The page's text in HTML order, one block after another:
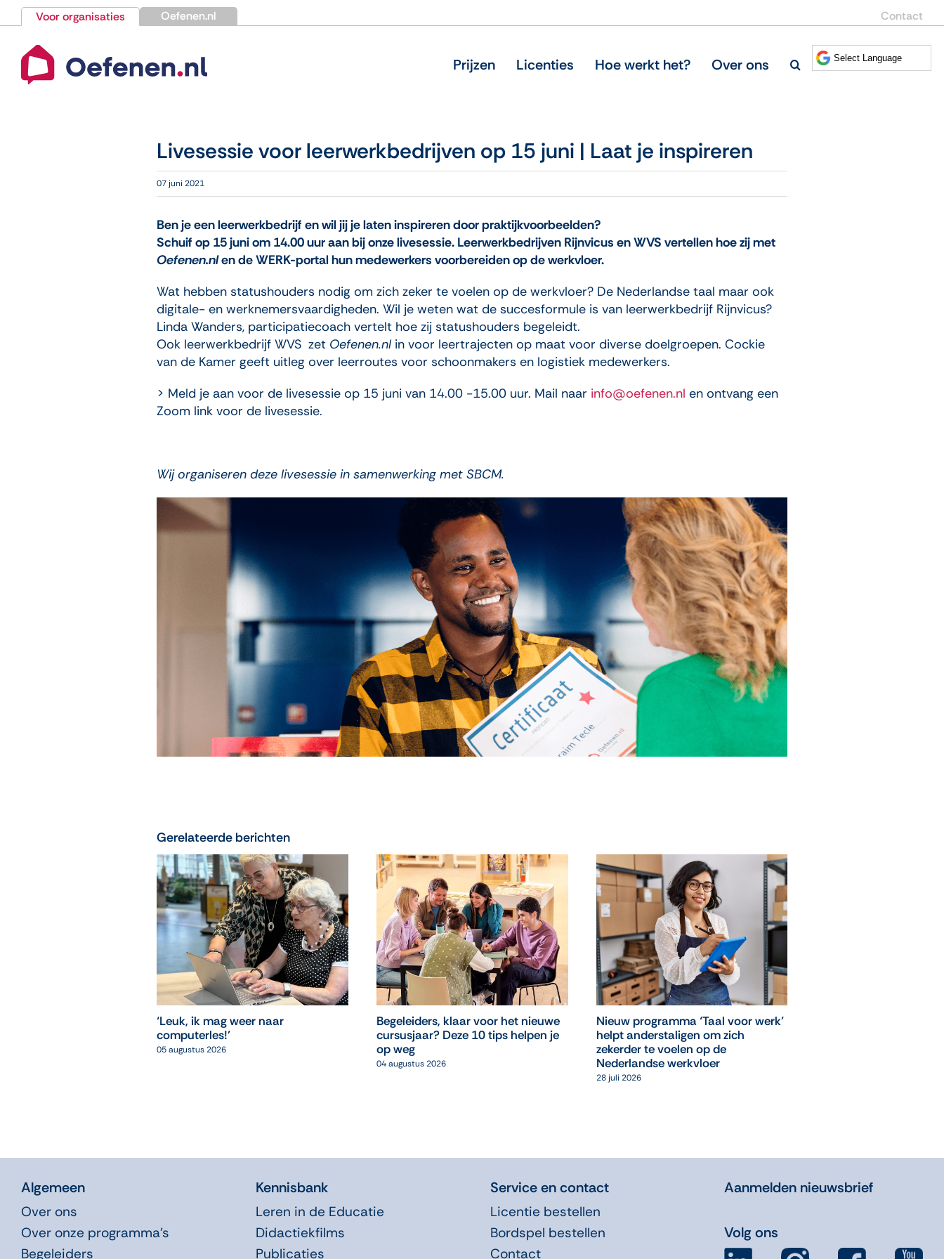
naar
inhoud
Voor organisaties Oefenen.nl Contact
Prijzen Licenties Hoe werkt het? Over ons
Livesessie voor leerwerkbedrijven op 15 juni | Laat je inspireren
07 juni 2021
Ben je een leerwerkbedrijf en wil jij je laten inspireren door praktijkvoorbeelden?
Schuif op 15 juni om 14.00 uur aan bij onze livesessie. Leerwerkbedrijven Rijnvicus en WVS vertellen hoe zij met
Oefenen.nlen de WERK-portal hun medewerkers voorbereiden op de werkvloer.
Wat hebben statushouders nodig om zich zeker te voelen op de werkvloer? De Nederlandse taal maar ook
digitale- en werknemersvaardigheden. Wil je weten wat de succesformule is van leerwerkbedrijf Rijnvicus?
Linda Wanders, participatiecoach vertelt hoe zij statushouders begeleidt.
Ook leerwerkbedrijf WVS zet Oefenen.nlin voor leertrajecten op maat voor diverse doelgroepen. Cockie
van de Kamer geeft uitleg over leerroutes voor schoonmakers en logistiek medewerkers.
> Meld je aan voor de livesessie op 15 juni van 14.00 -15.00 uur. Mail naar info@oefenen.nl en ontvang een
Zoom link voor de livesessie.
Wij organiseren deze livesessie in samenwerking met SBCM.
Gerelateerde berichten
‘Leuk, ik mag weer naar
computerles!’
05 augustus 2026
Begeleiders, klaar voor het nieuwe
cursusjaar? Deze 10 tips helpen je
op weg
04 augustus 2026
Nieuw programma ‘Taal voor werk’
helpt anderstaligen om zich
zekerder te voelen op de
Nederlandse werkvloer
28 juli 2026
Algemeen
Over ons
Over onze programma’s
Begeleiders
Kennisbank
Leren in de Educatie
Didactiekfilms
Publicaties
Service en contact
Licentie bestellen
Bordspel bestellen
Contact
Aanmelden nieuwsbrief
Volg ons